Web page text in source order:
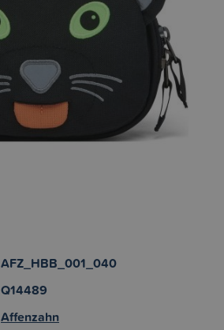
AFZ_HBB_001_040
Q14489
Affenzahn